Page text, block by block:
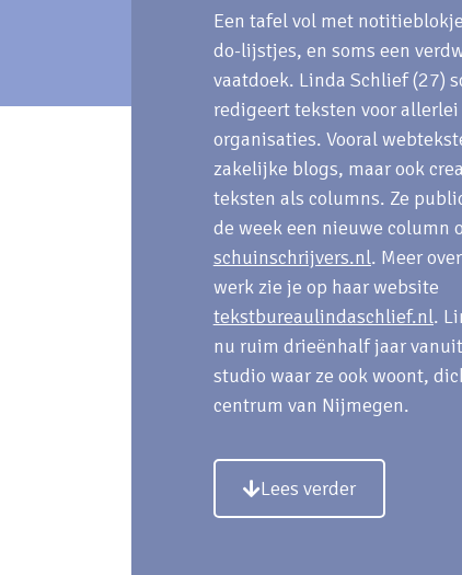
Een tafel vol met
do-lijstjes, en soms een
vaatdoek. Linda Schlief (27)
redigeert teksten voor allerlei
organisaties. Vooral
zakelijke blogs, maar ook
teksten als columns. Ze
de week een nieuwe column
schuinschrijvers.nl. Meer
werk zie je op haar website
tekstbureaulindaschlief.nl.
nu ruim drieënhalf jaar
studio waar ze ook woont,
centrum van Nijmegen.
Lees verder